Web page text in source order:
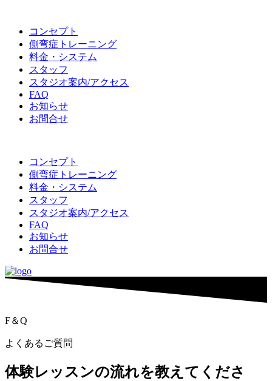
コンセプト
側弯症トレーニング
料金・システム
スタッフ
スタジオ案内/アクセス
FAQ
お知らせ
お問合せ
コンセプト
側弯症トレーニング
料金・システム
スタッフ
スタジオ案内/アクセス
FAQ
お知らせ
お問合せ
F＆Q
よくあるご質問
体験レッスンの流れを教えてくださ